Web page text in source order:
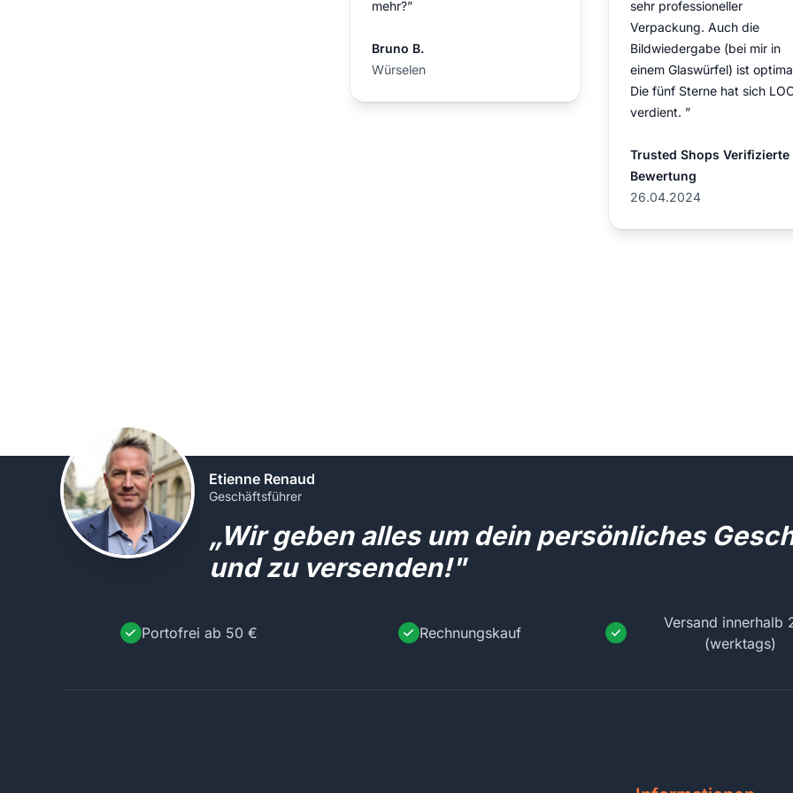
mehr?”
Bruno B.
Würselen
sehr professioneller
Verpackung. Auch die
Bildwiedergabe (bei mir in
einem Glaswürfel) ist
Die fünf Sterne hat sich
verdient. ”
Trusted Shops Verifizierte
Bewertung
26.04.2024
Etienne Renaud
Geschäftsführer
„Wir geben alles um dein persönliches
und zu versenden!"
Portofrei ab 50 € Rechnungskauf
Versand innerhalb
(werktags)